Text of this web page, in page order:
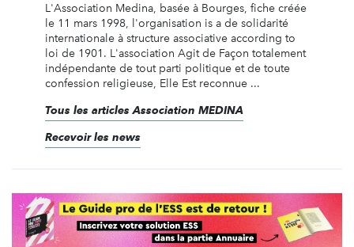
L'Association Medina, basée à Bourges, fiche créée
le 11 mars 1998, l'organisation is a de solidarité
internationale à structure associative according to
loi de 1901. L'association Agit de Façon totalement
indépendante de tout parti politique et de toute
confession religieuse, Elle Est reconnue ...
Tous les articles Association MEDINA
Recevoir les news